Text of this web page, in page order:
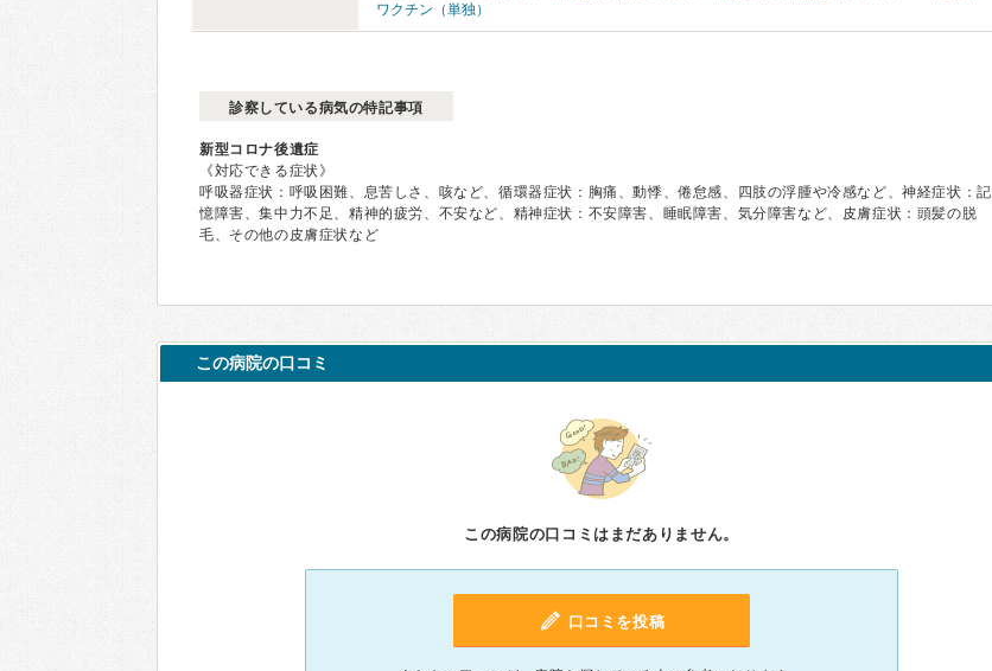
ワクチン（単独）
診察している病気の特記事項
新型コロナ後遺症
《対応できる症状》
呼吸器症状：呼吸困難、息苦しさ、咳など、循環器症状：胸痛、動悸、倦怠感、四肢の浮腫や冷感など、神経症状：記
憶障害、集中力不足、精神的疲労、不安など、精神症状：不安障害、睡眠障害、気分障害など、皮膚症状：頭髪の脱
毛、その他の皮膚症状など
この病院の口コミ
この病院の口コミはまだありません。
口コミを投稿